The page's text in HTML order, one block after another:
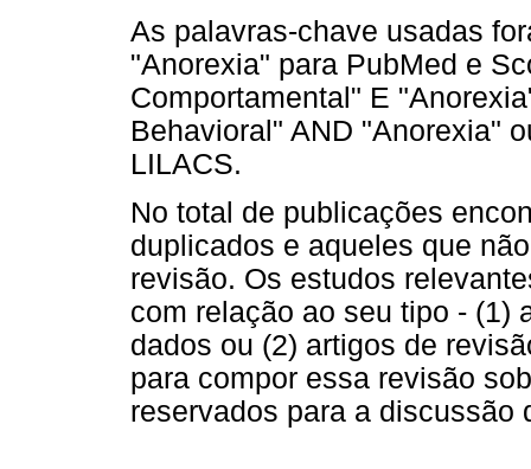
As palavras-chave usadas
"Anorexia" para PubMed e
Comportamental" E
Behavioral" AND "Anorexia"
LILACS.
No total de publicações
duplicados e aqueles que
revisão. Os estudos
com relação ao seu tipo - (1)
dados ou (2) artigos de
para compor essa revisão
reservados para a discussão